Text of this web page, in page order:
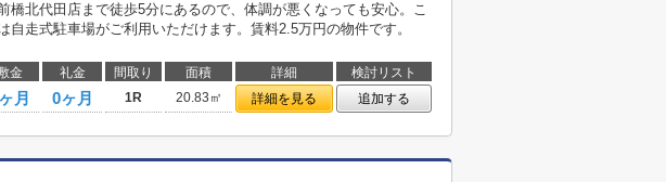
橋北代田店まで徒歩5分にあるので、体調が悪くなっても安心。こ
自走式駐車場がご利用いただけます。賃料2.5万円の物件です。
金 礼金 間取り 面積 詳細
検討リスト
月 0ヶ月 1R 20.83㎡ 詳細を見る 追加する